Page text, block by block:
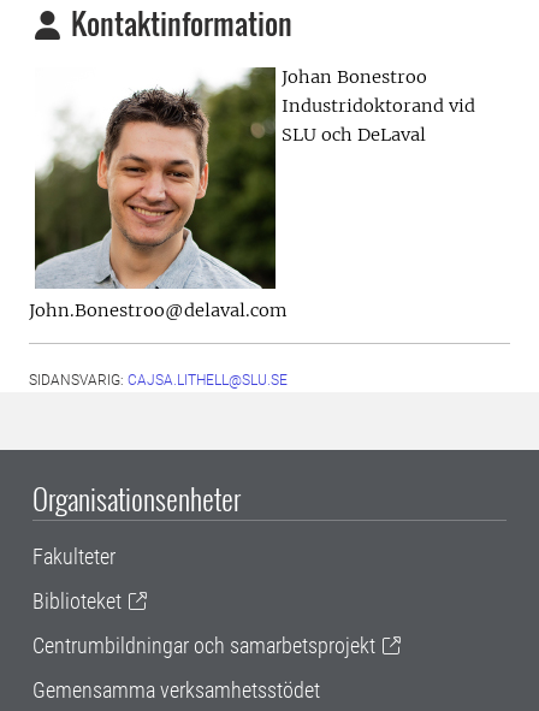
Kontaktinformation
Johan Bonestroo
Industridoktorand vid
SLU och DeLaval
John.Bonestroo@delaval.com
SIDANSVARIG: CAJSA.LITHELL@SLU.SE
Organisationsenheter
Fakulteter
Biblioteket
Centrumbildningar och samarbetsprojekt
Gemensamma verksamhetsstödet